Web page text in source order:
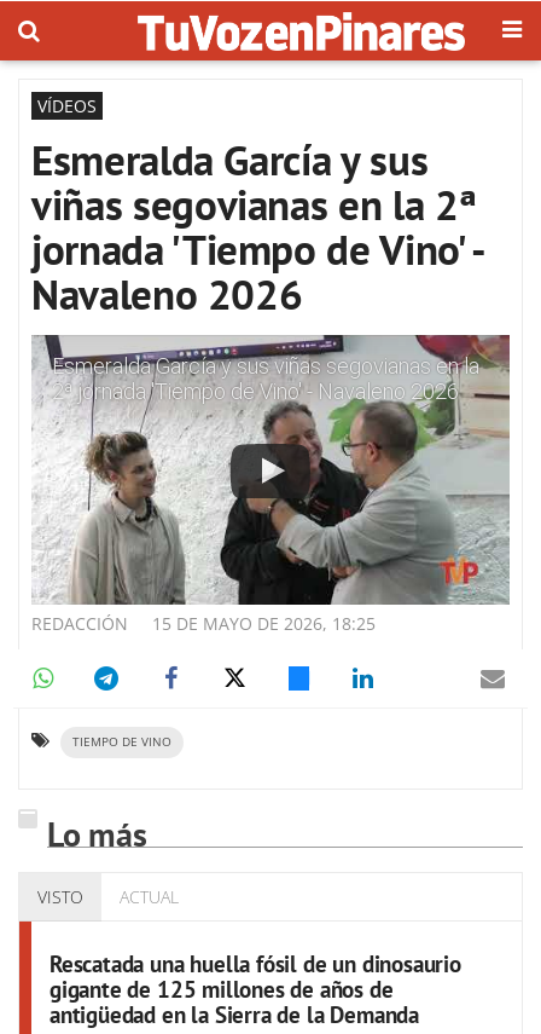
VÍDEOS
Esmeralda García y sus
viñas segovianas en la 2ª
jornada 'Tiempo de Vino' -
Navaleno 2026
Esmeralda García y sus viñas segovianas en la
2ª jornada 'Tiempo de Vino' - Navaleno 2026
15 DE MAYO DE 2026, 18:25
REDACCIÓN
TIEMPO DE VINO
Lo más
VISTO ACTUAL
Rescatada una huella fósil de un dinosaurio
gigante de 125 millones de años de
antigüedad en la Sierra de la Demanda